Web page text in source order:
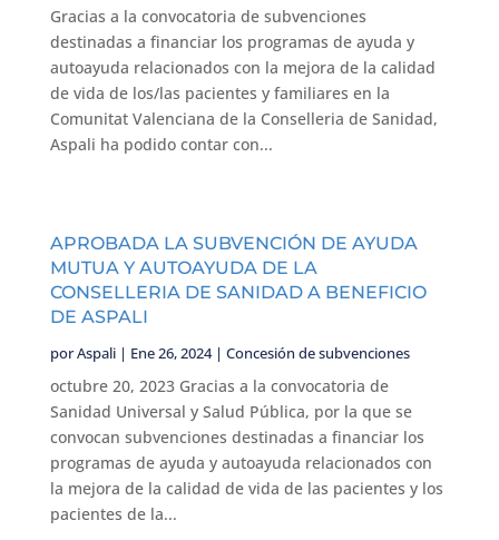
Gracias a la convocatoria de subvenciones
destinadas a financiar los programas de ayuda y
autoayuda relacionados con la mejora de la calidad
de vida de los/las pacientes y familiares en la
Comunitat Valenciana de la Conselleria de Sanidad,
Aspali ha podido contar con...
APROBADA LA SUBVENCIÓN DE AYUDA
MUTUA Y AUTOAYUDA DE LA
CONSELLERIA DE SANIDAD A BENEFICIO
DE ASPALI
porAspali| Ene 26, 2024| Concesión de subvenciones
octubre 20, 2023 Gracias a la convocatoria de
Sanidad Universal y Salud Pública, por la que se
convocan subvenciones destinadas a financiar los
programas de ayuda y autoayuda relacionados con
la mejora de la calidad de vida de las pacientes y los
pacientes de la...